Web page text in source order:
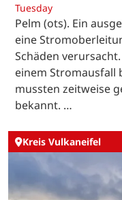
Tuesday
Pelm (ots). Ein
eine
Schäden
einem Stromausfall
mussten zeitweise
bekannt. …
Kreis Vulkaneifel